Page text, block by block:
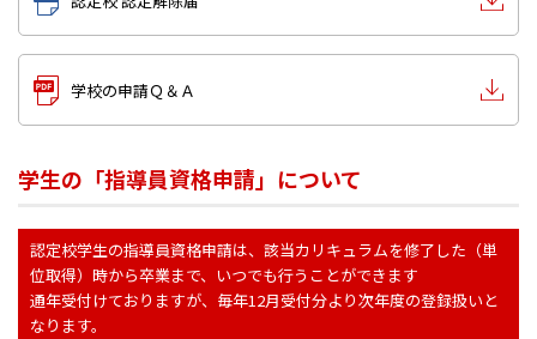
学校の申請Ｑ＆Ａ
学生の「指導員資格申請」について
認定校学生の指導員資格申請は、該当カリキュラムを修了した（単
位取得）時から卒業まで、いつでも行うことができます
通年受付けておりますが、毎年12月受付分より次年度の登録扱いと
なります。